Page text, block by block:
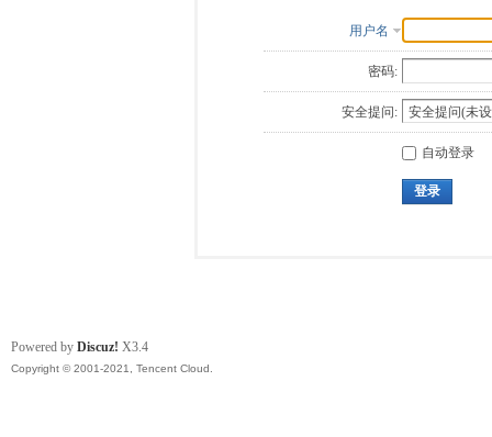
用户名
密码:
安全提问:
自动登录
登录
Powered by Discuz! X3.4
Copyright © 2001-2021, Tencent Cloud.